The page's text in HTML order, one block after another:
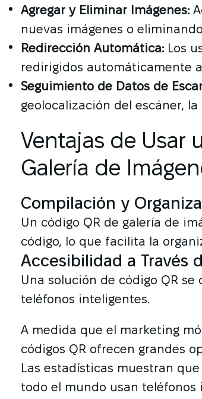
Agregar y Eliminar Imágenes:
nuevas imágenes o
Redirección Automática:Los
redirigidos automáticamente
Seguimiento de Datos de
geolocalización del escáner,
Ventajas de Usar
Galería de
Compilación y
Un código QR de galería de
código, lo que facilita la
Accesibilidad a Través
Una solución de código QR
teléfonos inteligentes.
A medida que el marketing
códigos QR ofrecen grandes
Las estadísticas muestran
todo el mundo usan teléfonos